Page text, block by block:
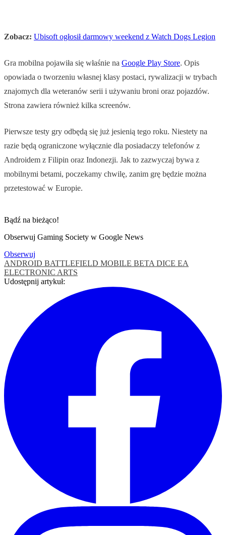
Zobacz: Ubisoft ogłosił darmowy weekend z Watch Dogs Legion
Gra mobilna pojawiła się właśnie na Google Play Store. Opis
opowiada o tworzeniu własnej klasy postaci, rywalizacji w trybach
znajomych dla weteranów serii i używaniu broni oraz pojazdów.
Strona zawiera również kilka screenów.
Pierwsze testy gry odbędą się już jesienią tego roku. Niestety na
razie będą ograniczone wyłącznie dla posiadaczy telefonów z
Androidem z Filipin oraz Indonezji. Jak to zazwyczaj bywa z
mobilnymi betami, poczekamy chwilę, zanim grę będzie można
przetestować w Europie.
Bądź na bieżąco!
Obserwuj Gaming Society w Google News
Obserwuj
ANDROID BATTLEFIELD MOBILE BETA DICE EA
ELECTRONIC ARTS
Udostępnij artykuł: